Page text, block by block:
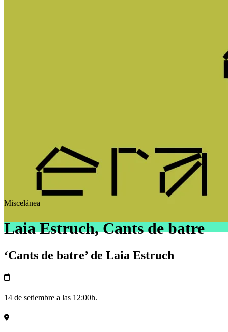
Miscelánea
Laia Estruch, Cants de batre
‘Cants de batre’ de Laia Estruch
14 de setiembre a las 12:00h.